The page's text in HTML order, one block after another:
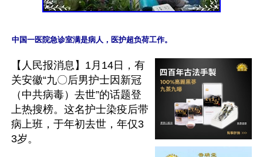
【人民报消息】1月14日，有
关安徽“九〇后男护士因新冠
（中共病毒）去世”的话题登
上热搜榜。这名护士染疫后带
病上班，于年初去世，年仅3
3岁。